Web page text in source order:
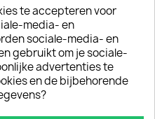
en stalen
gewicht en de
en windruis is er
aluminium imperiaal
Een
te accepteren voor
media- en
sociale-media- en
gebruikt om je sociale-
advertenties te
en de bijbehorende